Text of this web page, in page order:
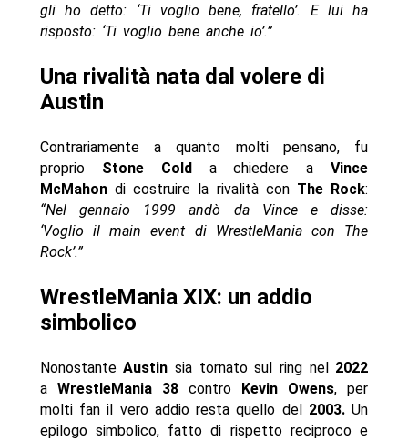
gli ho detto: ‘Ti voglio bene, fratello’. E lui ha
risposto: ‘Ti voglio bene anche io’.”
Una rivalità nata dal volere di
Austin
Contrariamente a quanto molti pensano, fu
proprio Stone Cold a chiedere aVince
McMahondi costruire la rivalità con The Rock:
“Nel gennaio 1999 andò da Vince e disse:
‘Voglio il main event di WrestleMania con The
Rock’.”
WrestleMania XIX: un addio
simbolico
NonostanteAustin sia tornato sul ring nel 2022
a WrestleMania 38contro Kevin Owens, per
molti fan il vero addio resta quello del 2003.Un
epilogo simbolico, fatto di rispetto reciproco e